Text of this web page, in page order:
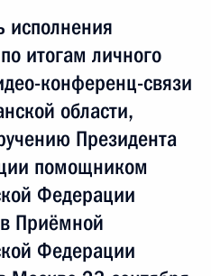
исполнения
итогам личного
конференц-связи
области,
Президента
помощником
Федерации
Приёмной
Федерации